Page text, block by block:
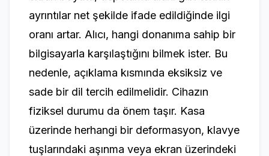
ayrıntılar net şekilde ifade edildiğinde ilgi
oranı artar. Alıcı, hangi donanıma sahip bir
bilgisayarla karşılaştığını bilmek ister. Bu
nedenle, açıklama kısmında eksiksiz ve
sade bir dil tercih edilmelidir. Cihazın
fiziksel durumu da önem taşır. Kasa
üzerinde herhangi bir deformasyon, klavye
tuşlarındaki aşınma veya ekran üzerindeki